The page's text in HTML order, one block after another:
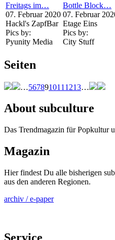
Freitags im…
07. Februar 2020
Hackl's ZapfBar
Pics by:
Pyunity Media
Bottle Block…
07. Februar
Etage Eins
Pics by:
City Stuff
Seiten
…567891011 1213…
About subculture
Das Trendmagazin für Popkultur
Magazin
Hier findest Du alle bisherigen
aus den anderen Regionen.
archiv / e-paper